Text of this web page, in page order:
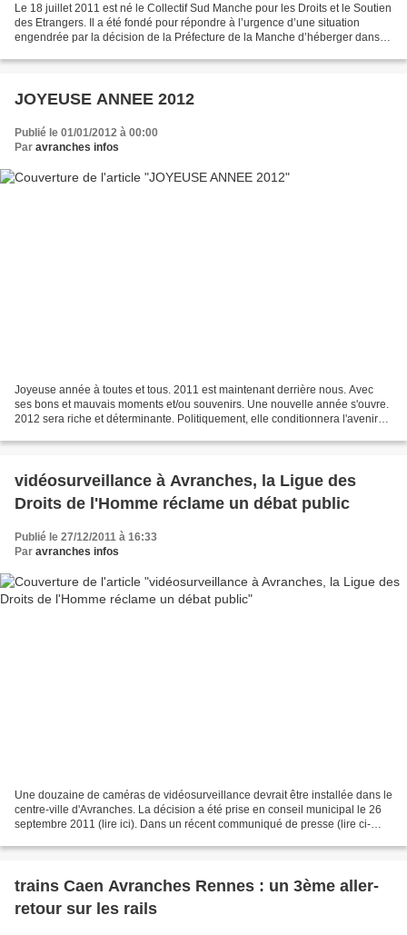
Le 18 juillet 2011 est né le Collectif Sud Manche pour les Droits et le Soutien
des Etrangers. Il a été fondé pour répondre à l’urgence d’une situation
engendrée par la décision de la Préfecture de la Manche d’héberger dans
JOYEUSE ANNEE 2012
Publié le 01/01/2012 à 00:00
Par avranches infos
Joyeuse année à toutes et tous. 2011 est maintenant derrière nous. Avec
ses bons et mauvais moments et/ou souvenirs. Une nouvelle année s'ouvre.
2012 sera riche et déterminante. Politiquement, elle conditionnera l'avenir
vidéosurveillance à Avranches, la Ligue des
Droits de l'Homme réclame un débat public
Publié le 27/12/2011 à 16:33
Par avranches infos
Une douzaine de caméras de vidéosurveillance devrait être installée dans le
centre-ville d'Avranches. La décision a été prise en conseil municipal le 26
septembre 2011 (lire ici). Dans un récent communiqué de presse (lire ci-
trains Caen Avranches Rennes : un 3ème aller-
retour sur les rails